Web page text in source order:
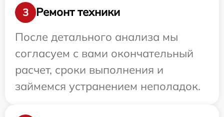
3
Ремонт техники
После детального анализа мы
согласуем с вами окончательный
расчет, сроки выполнения и
займемся устранением неполадок.